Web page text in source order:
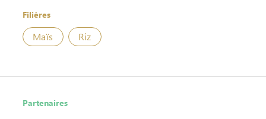
Filières
Maïs Riz
Partenaires